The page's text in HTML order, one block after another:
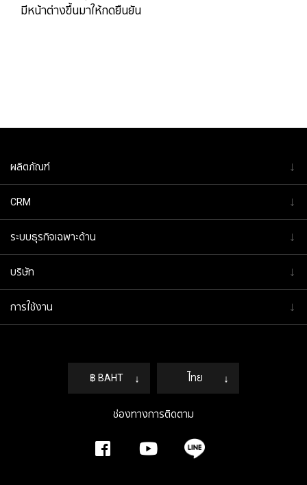
มีหน้าต่างขึ้นมาให้กดยืนยัน
฿ BAHT ↓ ไทย ↓
ช่องทางการติดตาม
ผลิตภัณฑ์ ↓
CRM ↓
ระบบธุรกิจเฉพาะด้าน ↓
บริษัท ↓
การใช้งาน ↓